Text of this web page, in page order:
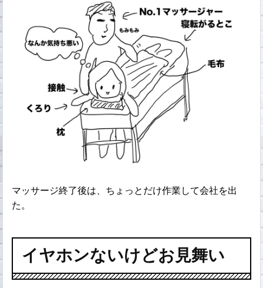
マッサージ終了後は、ちょっとだけ作業して会社を出
た。
イヤホンないけどお見舞い